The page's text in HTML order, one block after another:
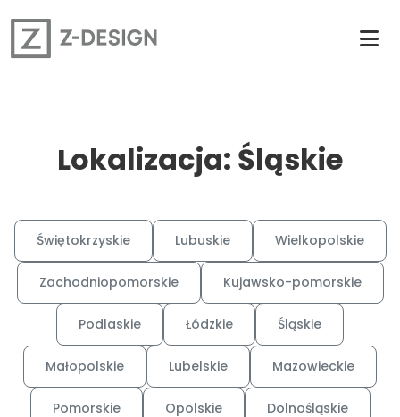
Lokalizacja: Śląskie
Świętokrzyskie Lubuskie Wielkopolskie
Zachodniopomorskie Kujawsko-pomorskie
Podlaskie Łódzkie Śląskie
Małopolskie Lubelskie Mazowieckie
Pomorskie Opolskie Dolnośląskie